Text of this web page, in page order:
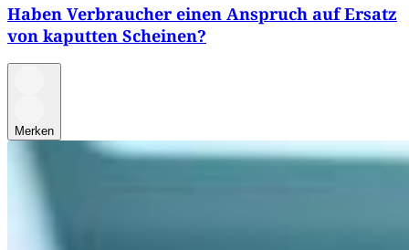
Haben Verbraucher einen Anspruch auf Ersatz
von kaputten Scheinen?
Merken